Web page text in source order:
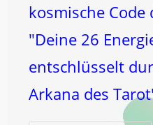
kosmische Code
"Deine 26
entschlüsselt
Arkana des